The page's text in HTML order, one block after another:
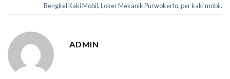
Bengkel Kaki Mobil,Loker Mekanik Purwokerto,per kaki mobil.
ADMIN